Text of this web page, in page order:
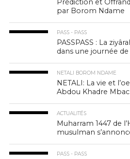
Prédiction et
par Borom Ndame
PASS - PASS
PASSPASS : La
dans une journée
NETALI BOROM NDAME
NETALI: La vie et
Abdou Khadre
ACTUALITÉS
Muharram 1447 de
musulman
PASS - PASS